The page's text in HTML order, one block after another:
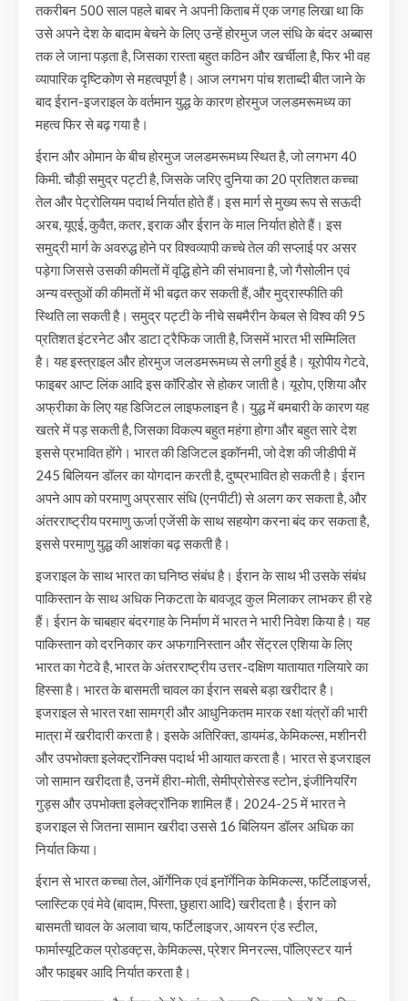
तकरीबन 500 साल पहले बाबर ने अपनी किताब में एक जगह लिखा था कि
उसे अपने देश के बादाम बेचने के लिए उन्हें होरमुज जल संधि के बंदर अब्बास
तक ले जाना पड़ता है, जिसका रास्ता बहुत कठिन और खर्चीला है, फिर भी वह
व्यापारिक दृष्टिकोण से महत्वपूर्ण है। आज लगभग पांच शताब्दी बीत जाने के
बाद ईरान-इजराइल के वर्तमान युद्ध के कारण होरमुज जलडमरूमध्य का
महत्व फिर से बढ़ गया है।
ईरान और ओमान के बीच होरमुज जलडमरूमध्य स्थित है, जो लगभग 40
किमी. चौड़ी समुद्र पट्टी है, जिसके जरिए दुनिया का 20 प्रतिशत कच्चा
तेल और पेट्रोलियम पदार्थ निर्यात होते हैं। इस मार्ग से मुख्य रूप से सऊदी
अरब, यूएई, कुवैत, कतर, इराक और ईरान के माल निर्यात होते हैं। इस
समुद्री मार्ग के अवरुद्ध होने पर विश्वव्यापी कच्चे तेल की सप्लाई पर असर
पड़ेगा जिससे उसकी कीमतों में वृद्धि होने की संभावना है, जो गैसोलीन एवं
अन्य वस्तुओं की कीमतों में भी बढ़त कर सकती हैं, और मुद्रास्फीति की
स्थिति ला सकती है। समुद्र पट्टी के नीचे सबमैरीन केबल से विश्व की 95
प्रतिशत इंटरनेट और डाटा ट्रैफिक जाती है, जिसमें भारत भी सम्मिलित
है। यह इस्त्राइल और होरमुज जलडमरूमध्य से लगी हुई है। यूरोपीय गेटवे,
फाइबर आप्ट लिंक आदि इस कॉरिडोर से होकर जाती है। यूरोप, एशिया और
अफ्रीका के लिए यह डिजिटल लाइफलाइन है। युद्ध में बमबारी के कारण यह
खतरे में पड़ सकती है, जिसका विकल्प बहुत महंगा होगा और बहुत सारे देश
इससे प्रभावित होंगे। भारत की डिजिटल इकॉनमी, जो देश की जीडीपी में
245 बिलियन डॉलर का योगदान करती है, दुष्प्रभावित हो सकती है। ईरान
अपने आप को परमाणु अप्रसार संधि (एनपीटी) से अलग कर सकता है, और
अंतरराष्ट्रीय परमाणु ऊर्जा एजेंसी के साथ सहयोग करना बंद कर सकता है,
इससे परमाणु युद्ध की आशंका बढ़ सकती है।
इजराइल के साथ भारत का घनिष्ठ संबंध है। ईरान के साथ भी उसके संबंध
पाकिस्तान के साथ अधिक निकटता के बावजूद कुल मिलाकर लाभकर ही रहे
हैं। ईरान के चाबहार बंदरगाह के निर्माण में भारत ने भारी निवेश किया है। यह
पाकिस्तान को दरनिकार कर अफगानिस्तान और सेंट्रल एशिया के लिए
भारत का गेटवे है, भारत के अंतरराष्ट्रीय उत्तर-दक्षिण यातायात गलियारे का
हिस्सा है। भारत के बासमती चावल का ईरान सबसे बड़ा खरीदार है।
इजराइल से भारत रक्षा सामग्री और आधुनिकतम मारक रक्षा यंत्रों की भारी
मात्रा में खरीदारी करता है। इसके अतिरिक्त, डायमंड, केमिकल्स, मशीनरी
और उपभोक्ता इलेक्ट्रॉनिक्स पदार्थ भी आयात करता है। भारत से इजराइल
जो सामान खरीदता है, उनमें हीरा-मोती, सेमीप्रोसेस्ड स्टोन, इंजीनियरिंग
गुड्स और उपभोक्ता इलेक्ट्रॉनिक शामिल हैं। 2024-25 में भारत ने
इजराइल से जितना सामान खरीदा उससे 16 बिलियन डॉलर अधिक का
निर्यात किया।
ईरान से भारत कच्चा तेल, ऑर्गेनिक एवं इनॉर्गेनिक केमिकल्स, फर्टिलाइजर्स,
प्लास्टिक एवं मेवे (बादाम, पिस्ता, छुहारा आदि) खरीदता है। ईरान को
बासमती चावल के अलावा चाय, फर्टिलाइजर, आयरन एंड स्टील,
फार्मास्यूटिकल प्रोडक्ट्स, केमिकल्स, प्रेशर मिनरल्स, पॉलिएस्टर यार्न
और फाइबर आदि निर्यात करता है।